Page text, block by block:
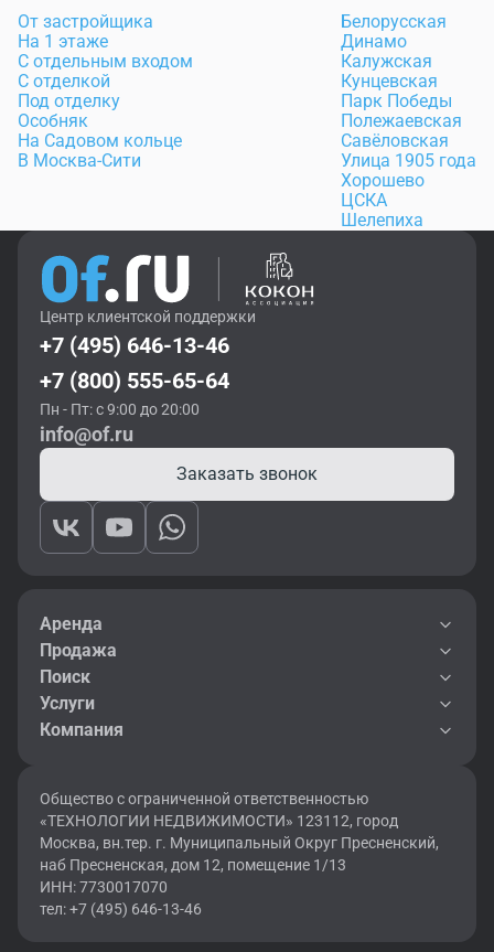
От застройщика
На 1 этаже
С отдельным входом
С отделкой
Под отделку
Особняк
На Садовом кольце
В Москва-Сити
Белорусская
Динамо
Калужская
Кунцевская
Парк Победы
Полежаевская
Савёловская
Улица 1905 года
Хорошево
ЦСКА
Шелепиха
Центр клиентской поддержки
+7 (495) 646-13-46
+7 (800) 555-65-64
Пн - Пт: с 9:00 до 20:00
info@of.ru
Заказать звонок
Аренда
Продажа
Поиск
Услуги
Компания
Общество с ограниченной ответственностью
«ТЕХНОЛОГИИ НЕДВИЖИМОСТИ» 123112, город
Москва, вн.тер. г. Муниципальный Округ Пресненский,
наб Пресненская, дом 12, помещение 1/13
ИНН: 7730017070
тел: +7 (495) 646-13-46